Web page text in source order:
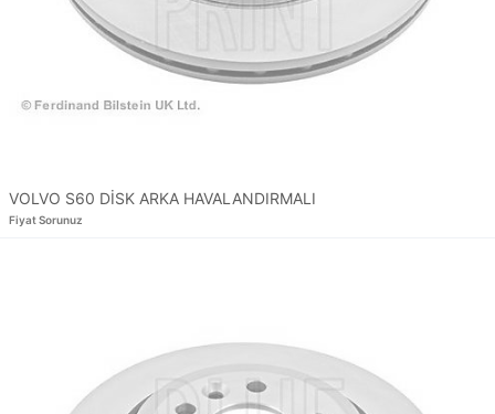
VOLVO S60 DİSK ARKA HAVALANDIRMALI
Fiyat Sorunuz